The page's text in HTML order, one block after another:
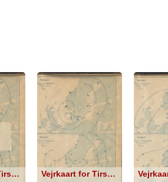
Vejrkaart for Tirsdag den 16' Septemper 1873 Kl 8 Morgen Fig. 1.
Vejrkaart for Tirsdag den 16' Septemper 1873 Kl 8 Morgen Fig. 1.; Vejrkaart for Tirsdag den 16' Septemper 1873 Kl 8 Morgen Fig. 2.